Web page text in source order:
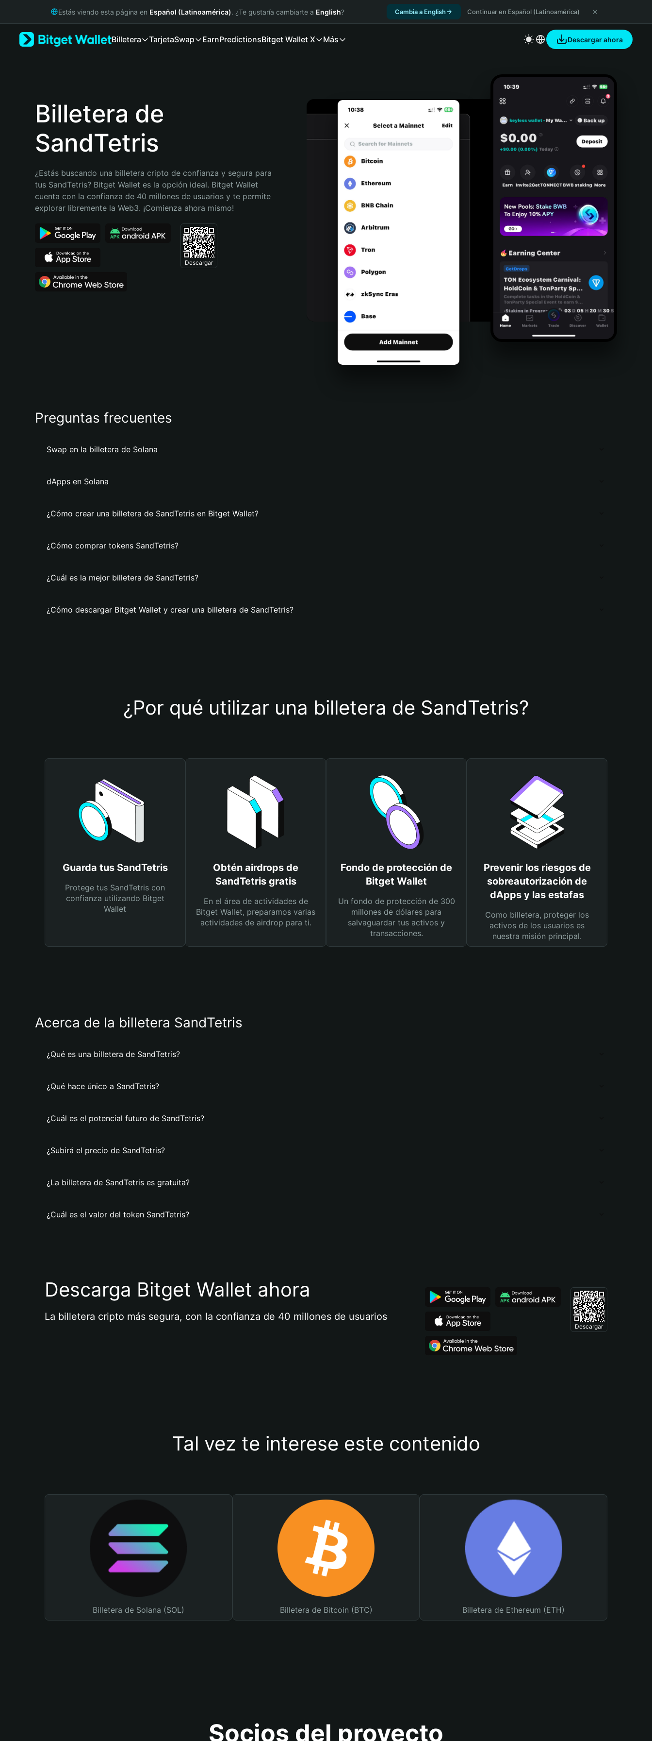
Русский
Português (Portugal)
Bahasa Indonesia
Português (Brasil)
Español (Argentina)
Estás viendo esta página en Español (Latinoamérica). ¿Te gustaría cambiarte a English? Cambia a English Continuar en Español (Latinoamérica)
Billetera TarjetaSwap EarnPredictionsBitget Wallet X Más Descargar ahora
Billetera de
SandTetris
¿Estás buscando una billetera cripto de confianza y segura para
tus SandTetris? Bitget Wallet es la opción ideal. Bitget Wallet
cuenta con la confianza de 40 millones de usuarios y te permite
explorar libremente la Web3. ¡Comienza ahora mismo!
Descargar
Preguntas frecuentes
Swap en la billetera de Solana
dApps en Solana
¿Cómo crear una billetera de SandTetris en Bitget Wallet?
¿Cómo comprar tokens SandTetris?
¿Cuál es la mejor billetera de SandTetris?
¿Cómo descargar Bitget Wallet y crear una billetera de SandTetris?
¿Por qué utilizar una billetera de SandTetris?
Guarda tus SandTetris
Protege tus SandTetris con
confianza utilizando Bitget
Wallet
Obtén airdrops de
SandTetris gratis
En el área de actividades de
Bitget Wallet, preparamos varias
actividades de airdrop para ti.
Fondo de protección de
Bitget Wallet
Un fondo de protección de 300
millones de dólares para
salvaguardar tus activos y
transacciones.
Prevenir los riesgos de
sobreautorización de
dApps y las estafas
Como billetera, proteger los
activos de los usuarios es
nuestra misión principal.
Acerca de la billetera SandTetris
¿Qué es una billetera de SandTetris?
¿Qué hace único a SandTetris?
¿Cuál es el potencial futuro de SandTetris?
¿Subirá el precio de SandTetris?
¿La billetera de SandTetris es gratuita?
¿Cuál es el valor del token SandTetris?
Descarga Bitget Wallet ahora
La billetera cripto más segura, con la confianza de 40 millones de usuarios
Descargar
Tal vez te interese este contenido
Billetera de Solana (SOL) Billetera de Bitcoin (BTC) Billetera de Ethereum (ETH)
Socios del proyecto